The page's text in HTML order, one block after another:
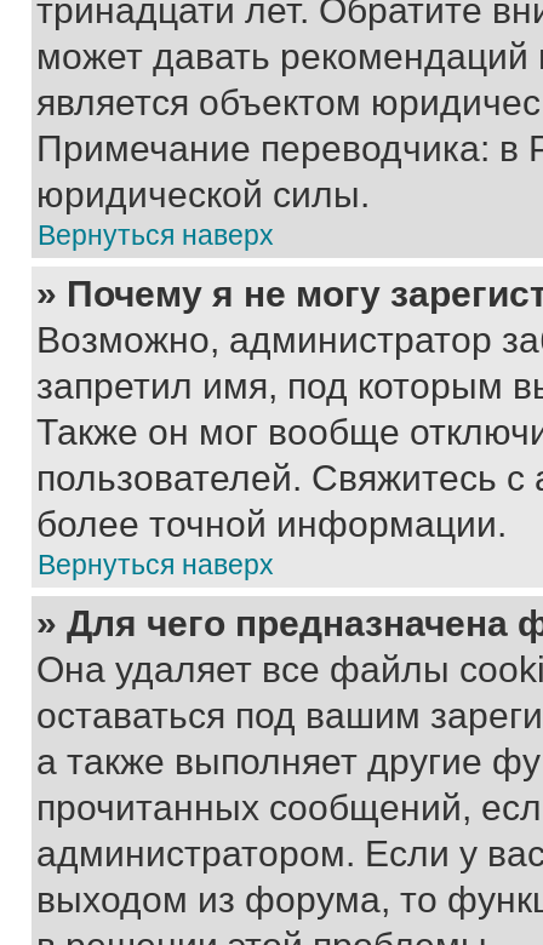
тринадцати лет. Обратите
может давать
является объектом
Примечание переводчика: в
юридической силы.
Вернуться наверх
» Почему я не могу
Возможно, администратор
запретил имя, под которым
Также он мог вообще
пользователей. Свяжитесь
более точной информации.
Вернуться наверх
» Для чего предназначена
Она удаляет все файлы
оставаться под вашим
а также выполняет другие
прочитанных сообщений,
администратором. Если у
выходом из форума, то